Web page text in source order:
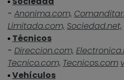
- Anonima.com,
Limitada.com, Sociedad.net,
Técnicos
- Direccion.com,
Tecnico.com, Tecnicos.com
Vehículos